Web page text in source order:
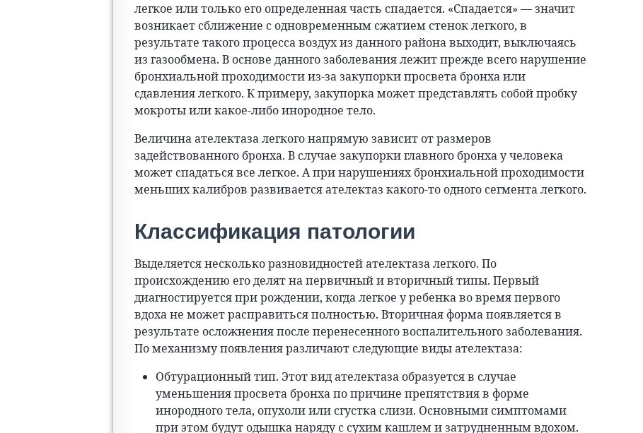
легкое или только его определенная часть спадается. «Спадается» — значит
возникает сближение с одновременным сжатием стенок легкого, в
результате такого процесса воздух из данного района выходит, выключаясь
из газообмена. В основе данного заболевания лежит прежде всего нарушение
бронхиальной проходимости из-за закупорки просвета бронха или
сдавления легкого. К примеру, закупорка может представлять собой пробку
мокроты или какое-либо инородное тело.
Величина ателектаза легкого напрямую зависит от размеров
задействованного бронха. В случае закупорки главного бронха у человека
может спадаться все легкое. А при нарушениях бронхиальной проходимости
меньших калибров развивается ателектаз какого-то одного сегмента легкого.
Классификация патологии
Выделяется несколько разновидностей ателектаза легкого. По
происхождению его делят на первичный и вторичный типы. Первый
диагностируется при рождении, когда легкое у ребенка во время первого
вдоха не может расправиться полностью. Вторичная форма появляется в
результате осложнения после перенесенного воспалительного заболевания.
По механизму появления различают следующие виды ателектаза:
Обтурационный тип. Этот вид ателектаза образуется в случае
уменьшения просвета бронха по причине препятствия в форме
инородного тела, опухоли или сгустка слизи. Основными симптомами
при этом будут одышка наряду с сухим кашлем и затрудненным вдохом.